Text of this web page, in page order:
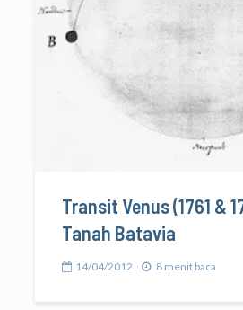
Transit Venus (1761 &
Tanah Batavia
14/04/2012 8 menit baca